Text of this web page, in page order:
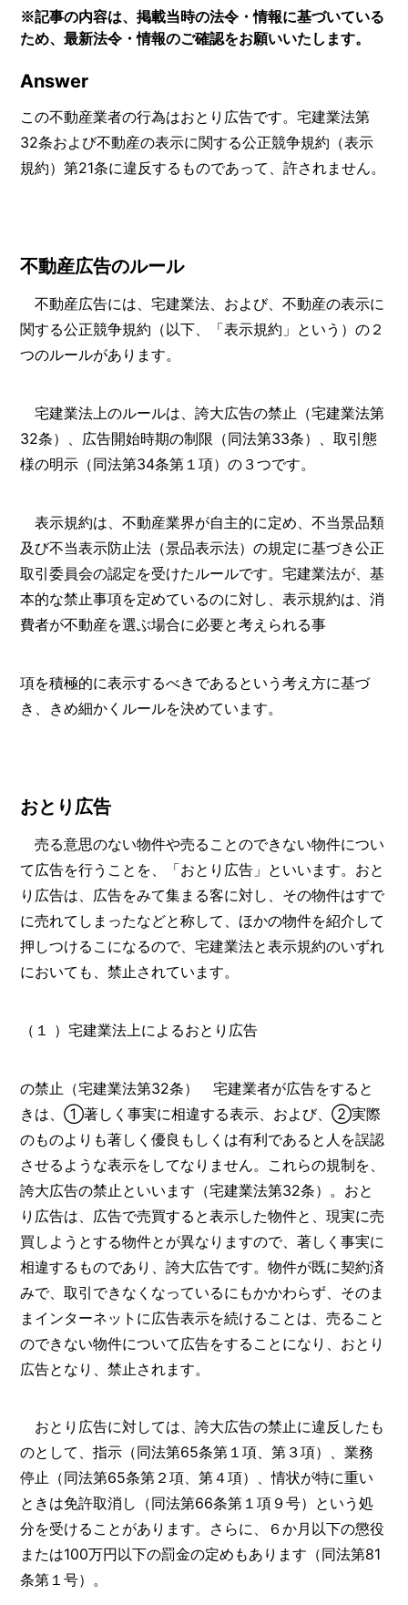
※記事の内容は、掲載当時の法令・情報に基づいている
ため、最新法令・情報のご確認をお願いいたします。
Answer
この不動産業者の行為はおとり広告です。宅建業法第
32条および不動産の表示に関する公正競争規約（表示
規約）第21条に違反するものであって、許されません。
不動産広告のルール
不動産広告には、宅建業法、および、不動産の表示に
関する公正競争規約（以下、「表示規約」という）の２
つのルールがあります。
宅建業法上のルールは、誇大広告の禁止（宅建業法第
32条）、広告開始時期の制限（同法第33条）、取引態
様の明示（同法第34条第１項）の３つです。
表示規約は、不動産業界が自主的に定め、不当景品類
及び不当表示防止法（景品表示法）の規定に基づき公正
取引委員会の認定を受けたルールです。宅建業法が、基
本的な禁止事項を定めているのに対し、表示規約は、消
費者が不動産を選ぶ場合に必要と考えられる事
項を積極的に表示するべきであるという考え方に基づ
き、きめ細かくルールを決めています。
おとり広告
売る意思のない物件や売ることのできない物件につい
て広告を行うことを、「おとり広告」といいます。おと
り広告は、広告をみて集まる客に対し、その物件はすで
に売れてしまったなどと称して、ほかの物件を紹介して
押しつけるこになるので、宅建業法と表示規約のいずれ
においても、禁止されています。
（１ ）宅建業法上によるおとり広告
の禁止（宅建業法第32条） 宅建業者が広告をすると
きは、①著しく事実に相違する表示、および、②実際
のものよりも著しく優良もしくは有利であると人を誤認
させるような表示をしてなりません。これらの規制を、
誇大広告の禁止といいます（宅建業法第32条）。おと
り広告は、広告で売買すると表示した物件と、現実に売
買しようとする物件とが異なりますので、著しく事実に
相違するものであり、誇大広告です。物件が既に契約済
みで、取引できなくなっているにもかかわらず、そのま
まインターネットに広告表示を続けることは、売ること
のできない物件について広告をすることになり、おとり
広告となり、禁止されます。
おとり広告に対しては、誇大広告の禁止に違反したも
のとして、指示（同法第65条第１項、第３項）、業務
停止（同法第65条第２項、第４項）、情状が特に重い
ときは免許取消し（同法第66条第１項９号）という処
分を受けることがあります。さらに、６か月以下の懲役
または100万円以下の罰金の定めもあります（同法第81
条第１号）。